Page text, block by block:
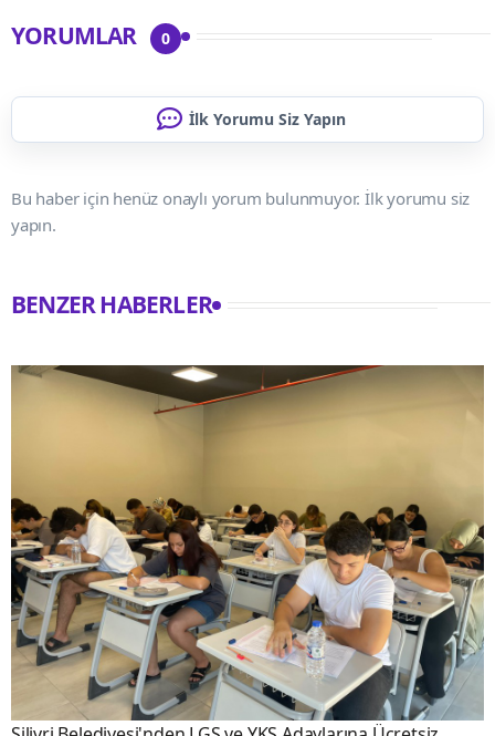
YORUMLAR 0
İlk Yorumu Siz Yapın
Bu haber için henüz onaylı yorum bulunmuyor. İlk yorumu siz
yapın.
BENZER HABERLER